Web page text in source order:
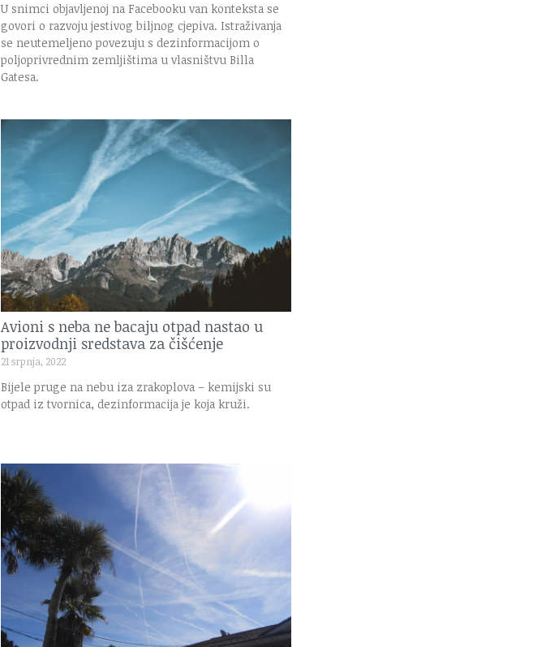
U snimci objavljenoj na Facebooku van konteksta se
govori o razvoju jestivog biljnog cjepiva. Istraživanja
se neutemeljeno povezuju s dezinformacijom o
poljoprivrednim zemljištima u vlasništvu Billa
Gatesa.
Avioni s neba ne bacaju otpad nastao u
proizvodnji sredstava za čišćenje
21 srpnja, 2022
Bijele pruge na nebu iza zrakoplova – kemijski su
otpad iz tvornica, dezinformacija je koja kruži.